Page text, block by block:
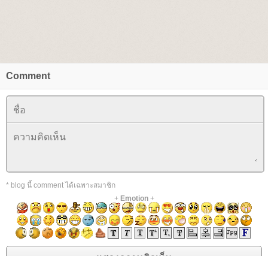
Comment
* blog นี้ comment ได้เฉพาะสมาชิก
+ Emotion+